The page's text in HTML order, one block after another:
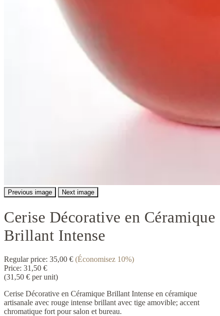
Previous image Next image
Cerise Décorative en Céramique
Brillant Intense
Regular price: 35,00 € (Économisez 10%)
Price: 31,50 €
(31,50 € per unit)
Cerise Décorative en Céramique Brillant Intense en céramique
artisanale avec rouge intense brillant avec tige amovible; accent
chromatique fort pour salon et bureau.